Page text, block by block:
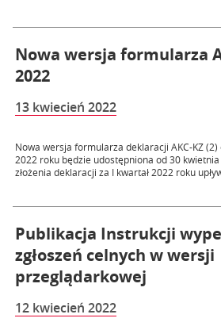
Nowa wersja formularza
2022
13 kwiecień 2022
Nowa wersja formularza deklaracji AKC-KZ
2022 roku będzie udostępniona od 30
złożenia deklaracji za I kwartał 2022 roku
Publikacja Instrukcji
zgłoszeń celnych w wersji
przeglądarkowej
12 kwiecień 2022